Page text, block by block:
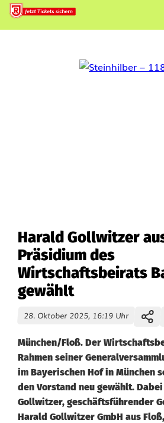
Harald Gollwitzer
Präsidium des
Wirtschaftsbeirats
gewählt
28. Oktober 2025, 16:19 Uhr
München/Floß. Der
Rahmen seiner
im Bayerischen Hof in München
den Vorstand neu gewählt.
Gollwitzer, geschäftsführender
Harald Gollwitzer GmbH aus